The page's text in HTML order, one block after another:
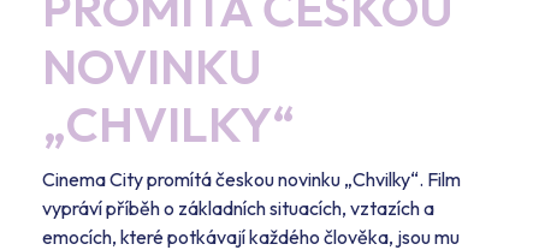
NOVINKU
„CHVILKY“
Cinema City promítá českou novinku „Chvilky“. Film
vypráví příběh o základních situacích, vztazích a
emocích, které potkávají každého člověka, jsou mu